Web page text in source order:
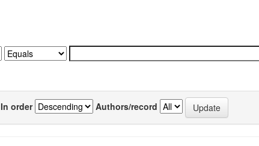
In order Authors/record